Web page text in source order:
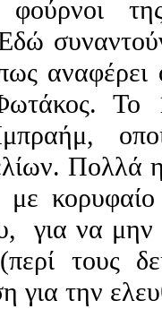
αναφέρει
Το
Πολλά
για να μην
τους
για την